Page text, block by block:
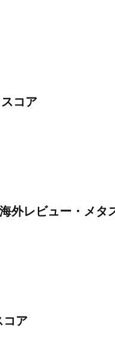
コア
外レビュー・メタ
コア